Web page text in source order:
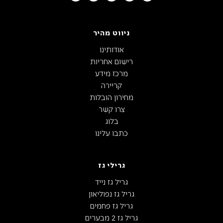
ניווט מהיר
אודותינו
רישום אחריות
מרכז מידע
קריירה
מחירון הובלות
צרו קשר
בלוג
כתבו עלינו
גרילי גז
גריל גז נייד
גריל גז נפוליאון
גריל גז פחמים
גריל גז 2 מבערים